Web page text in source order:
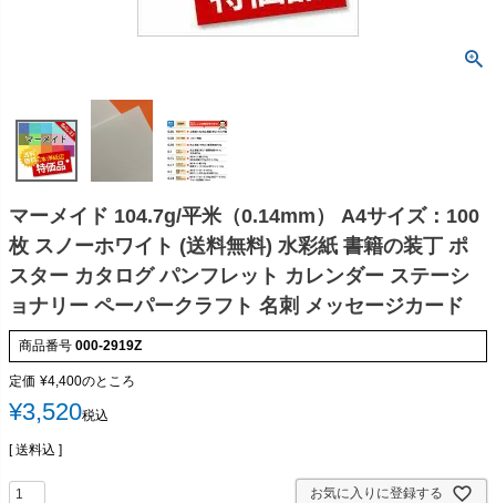
マーメイド 104.7g/平米（0.14mm） A4サイズ：100
枚 スノーホワイト (送料無料) 水彩紙 書籍の装丁 ポ
スター カタログ パンフレット カレンダー ステーシ
ョナリー ペーパークラフト 名刺 メッセージカード
商品番号 000-2919Z
定価 ¥4,400のところ
¥3,520税込
送料込
お気に入りに登録する